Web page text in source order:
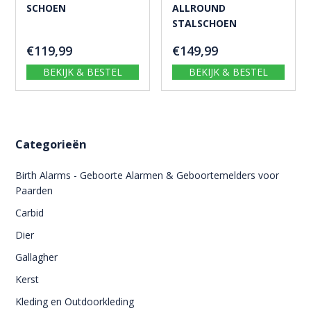
Categorieën
Birth Alarms - Geboorte Alarmen & Geboortemelders voor
Paarden
Carbid
Dier
Gallagher
Kerst
Kleding en Outdoorkleding
SCHOEN
€119,99
BEKIJK & BESTEL
ALLROUND
STALSCHOEN
€149,99
BEKIJK & BESTEL